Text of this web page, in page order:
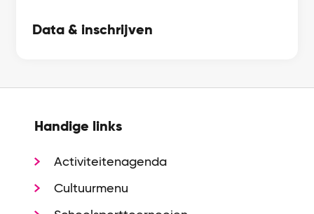
Data & inschrijven
Handige links
Activiteitenagenda
Cultuurmenu